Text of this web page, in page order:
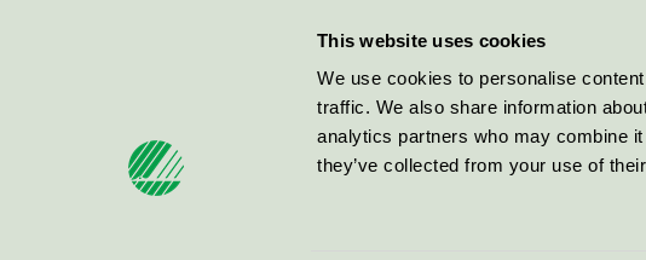
This website uses cookies
We use cookies to personalise
traffic. We also share information
analytics partners who may combine
they’ve collected from your use of
Miljömärkning Sverige AB
100 64